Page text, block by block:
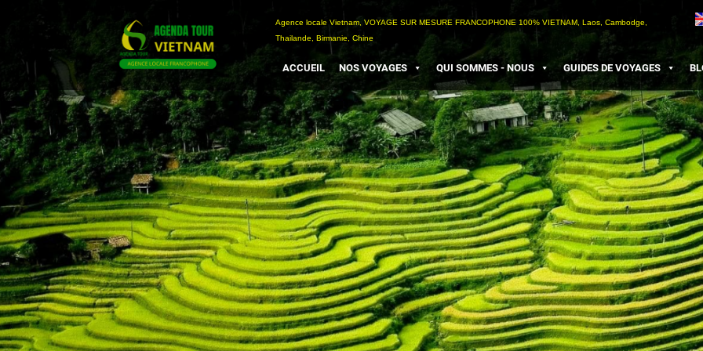
Agence locale Vietnam, VOYAGE SUR MESURE FRANCOPHONE 100% VIETNAM, Laos, Cambodge,
Thailande, Birmanie, Chine
ACCUEIL NOS VOYAGES QUI SOMMES - NOUS GUIDES DE VOYAGES